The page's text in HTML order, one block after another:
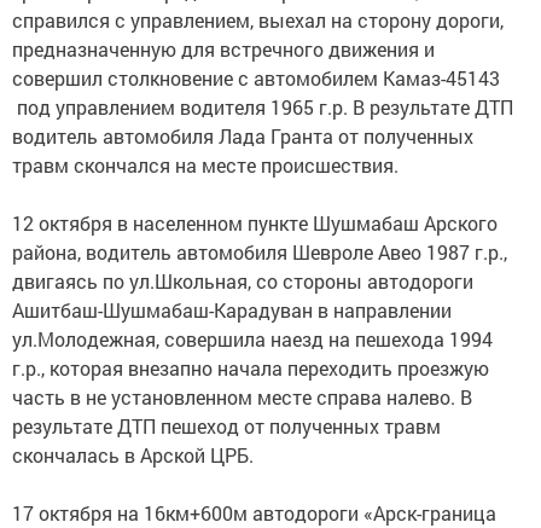
справился с управлением, выехал на сторону дороги,
предназначенную для встречного движения и
совершил столкновение с автомобилем Камаз-45143
под управлением водителя 1965 г.р. В результате ДТП
водитель автомобиля Лада Гранта от полученных
травм скончался на месте происшествия.
12 октября в населенном пункте Шушмабаш Арского
района, водитель автомобиля Шевроле Авео 1987 г.р.,
двигаясь по ул.Школьная, со стороны автодороги
Ашитбаш-Шушмабаш-Карадуван в направлении
ул.Молодежная, совершила наезд на пешехода 1994
г.р., которая внезапно начала переходить проезжую
часть в не установленном месте справа налево. В
результате ДТП пешеход от полученных травм
скончалась в Арской ЦРБ.
17 октября на 16км+600м автодороги «Арск-граница